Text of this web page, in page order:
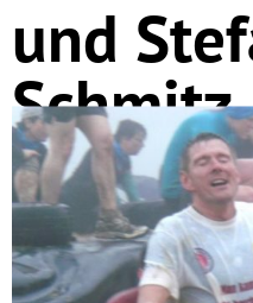
und
Schmitz